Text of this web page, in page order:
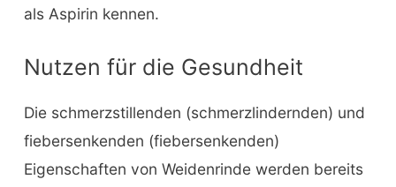
als Aspirin kennen.
Nutzen für die Gesundheit
Die schmerzstillenden (schmerzlindernden) und
fiebersenkenden (fiebersenkenden)
Eigenschaften von Weidenrinde werden bereits